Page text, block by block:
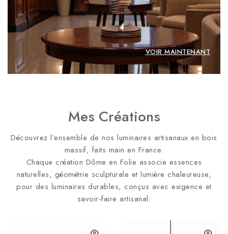
VOIR MAINTENANT
Mes Créations
Découvrez l’ensemble de nos luminaires artisanaux en bois
massif, faits main en France.
Chaque création Dôme en Folie associe essences
naturelles, géométrie sculpturale et lumière chaleureuse,
pour des luminaires durables, conçus avec exigence et
savoir-faire artisanal.